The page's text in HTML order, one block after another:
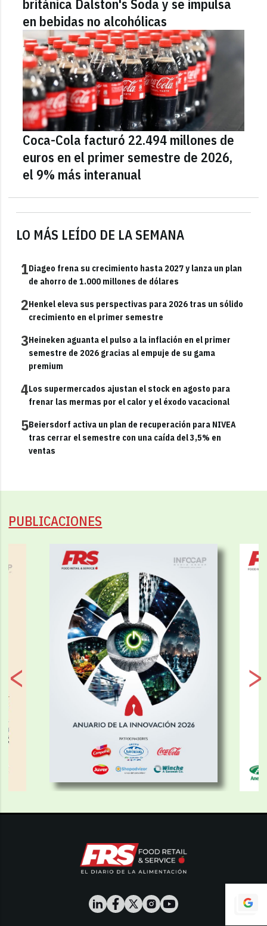
LO MÁS LEÍDO DE LA SEMANA
1Diageo frena su crecimiento hasta 2027 y lanza un plan
de ahorro de 1.000 millones de dólares
2Henkel eleva sus perspectivas para 2026 tras un sólido
crecimiento en el primer semestre
3Heineken aguanta el pulso a la inflación en el primer
semestre de 2026 gracias al empuje de su gama
premium
4Los supermercados ajustan el stock en agosto para
frenar las mermas por el calor y el éxodo vacacional
5Beiersdorf activa un plan de recuperación para NIVEA
tras cerrar el semestre con una caída del 3,5% en
ventas
británica Dalston's Soda y se impulsa
en bebidas no alcohólicas
Coca-Cola facturó 22.494 millones de
euros en el primer semestre de 2026,
el 9% más interanual
PUBLICACIONES